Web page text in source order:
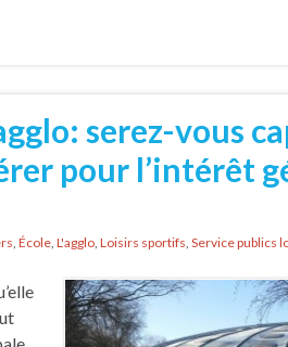
serez-vous
pour l’intérêt
École L'agglo Loisirs sportifs Service publics